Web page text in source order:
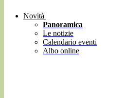
Novità
Panoramica
Le notizie
Calendario eventi
Albo online